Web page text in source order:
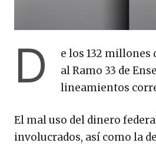
D
e los 132 millones
al Ramo 33 de
lineamientos
El mal uso del dinero
involucrados, así como la